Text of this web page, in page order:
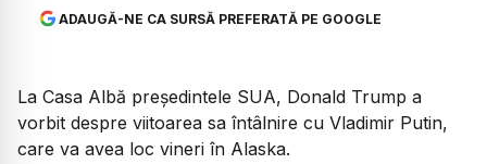
ADAUGĂ-NE CA SURSĂ PREFERATĂ PE GOOGLE
La Casa Albă președintele SUA, Donald Trump a
vorbit despre viitoarea sa întâlnire cu Vladimir Putin,
care va avea loc vineri în Alaska.